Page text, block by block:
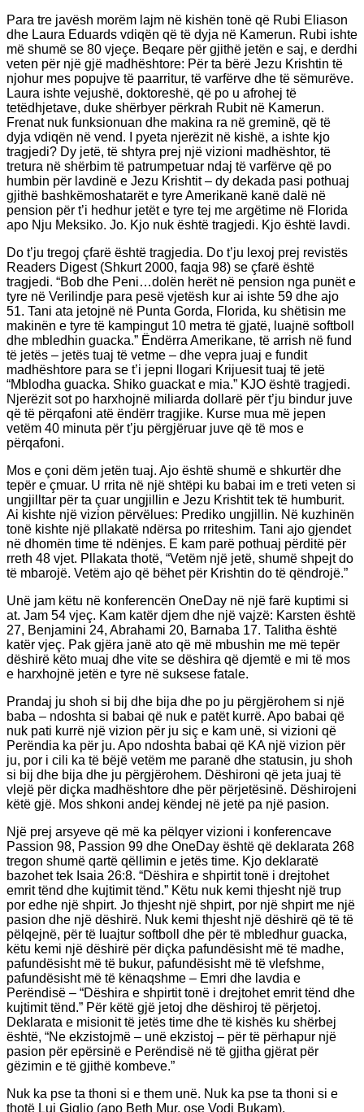
Para tre javësh morëm lajm në kishën tonë që Rubi Eliason
dhe Laura Eduards vdiqën që të dyja në Kamerun. Rubi ishte
më shumë se 80 vjeçe. Beqare për gjithë jetën e saj, e derdhi
veten për një gjë madhështore: Për ta bërë Jezu Krishtin të
njohur mes popujve të paarritur, të varfërve dhe të sëmurëve.
Laura ishte vejushë, doktoreshë, që po u afrohej të
tetëdhjetave, duke shërbyer përkrah Rubit në Kamerun.
Frenat nuk funksionuan dhe makina ra në greminë, që të
dyja vdiqën në vend. I pyeta njerëzit në kishë, a ishte kjo
tragjedi? Dy jetë, të shtyra prej një vizioni madhështor, të
tretura në shërbim të patrumpetuar ndaj të varfërve që po
humbin për lavdinë e Jezu Krishtit – dy dekada pasi pothuaj
gjithë bashkëmoshatarët e tyre Amerikanë kanë dalë në
pension për t’i hedhur jetët e tyre tej me argëtime në Florida
apo Nju Meksiko. Jo. Kjo nuk është tragjedi. Kjo është lavdi.
Do t’ju tregoj çfarë është tragjedia. Do t’ju lexoj prej revistës
Readers Digest (Shkurt 2000, faqja 98) se çfarë është
tragjedi. “Bob dhe Peni…dolën herët në pension nga punët e
tyre në Verilindje para pesë vjetësh kur ai ishte 59 dhe ajo
51. Tani ata jetojnë në Punta Gorda, Florida, ku shëtisin me
makinën e tyre të kampingut 10 metra të gjatë, luajnë softboll
dhe mbledhin guacka.” Ëndërra Amerikane, të arrish në fund
të jetës – jetës tuaj të vetme – dhe vepra juaj e fundit
madhështore para se t’i jepni llogari Krijuesit tuaj të jetë
“Mblodha guacka. Shiko guackat e mia.” KJO është tragjedi.
Njerëzit sot po harxhojnë miliarda dollarë për t’ju bindur juve
që të përqafoni atë ëndërr tragjike. Kurse mua më jepen
vetëm 40 minuta për t’ju përgjëruar juve që të mos e
përqafoni.
Mos e çoni dëm jetën tuaj. Ajo është shumë e shkurtër dhe
tepër e çmuar. U rrita në një shtëpi ku babai im e treti veten si
ungjilltar për ta çuar ungjillin e Jezu Krishtit tek të humburit.
Ai kishte një vizion përvëlues: Prediko ungjillin. Në kuzhinën
tonë kishte një pllakatë ndërsa po rriteshim. Tani ajo gjendet
në dhomën time të ndënjes. E kam parë pothuaj përditë për
rreth 48 vjet. Pllakata thotë, “Vetëm një jetë, shumë shpejt do
të mbarojë. Vetëm ajo që bëhet për Krishtin do të qëndrojë.”
Unë jam këtu në konferencën OneDay në një farë kuptimi si
at. Jam 54 vjeç. Kam katër djem dhe një vajzë: Karsten është
27, Benjamini 24, Abrahami 20, Barnaba 17. Talitha është
katër vjeç. Pak gjëra janë ato që më mbushin me më tepër
dëshirë këto muaj dhe vite se dëshira që djemtë e mi të mos
e harxhojnë jetën e tyre në suksese fatale.
Prandaj ju shoh si bij dhe bija dhe po ju përgjërohem si një
baba – ndoshta si babai që nuk e patët kurrë. Apo babai që
nuk pati kurrë një vizion për ju siç e kam unë, si vizioni që
Perëndia ka për ju. Apo ndoshta babai që KA një vizion për
ju, por i cili ka të bëjë vetëm me paranë dhe statusin, ju shoh
si bij dhe bija dhe ju përgjërohem. Dëshironi që jeta juaj të
vlejë për diçka madhështore dhe për përjetësinë. Dëshirojeni
këtë gjë. Mos shkoni andej këndej në jetë pa një pasion.
Një prej arsyeve që më ka pëlqyer vizioni i konferencave
Passion 98, Passion 99 dhe OneDay është që deklarata 268
tregon shumë qartë qëllimin e jetës time. Kjo deklaratë
bazohet tek Isaia 26:8. “Dëshira e shpirtit tonë i drejtohet
emrit tënd dhe kujtimit tënd.” Këtu nuk kemi thjesht një trup
por edhe një shpirt. Jo thjesht një shpirt, por një shpirt me një
pasion dhe një dëshirë. Nuk kemi thjesht një dëshirë që të të
pëlqejnë, për të luajtur softboll dhe për të mbledhur guacka,
këtu kemi një dëshirë për diçka pafundësisht më të madhe,
pafundësisht më të bukur, pafundësisht më të vlefshme,
pafundësisht më të kënaqshme – Emri dhe lavdia e
Perëndisë – “Dëshira e shpirtit tonë i drejtohet emrit tënd dhe
kujtimit tënd.” Për këtë gjë jetoj dhe dëshiroj të përjetoj.
Deklarata e misionit të jetës time dhe të kishës ku shërbej
është, “Ne ekzistojmë – unë ekzistoj – për të përhapur një
pasion për epërsinë e Perëndisë në të gjitha gjërat për
gëzimin e të gjithë kombeve.”
Nuk ka pse ta thoni si e them unë. Nuk ka pse ta thoni si e
thotë Lui Giglio (apo Beth Mur, ose Vodi Bukam).